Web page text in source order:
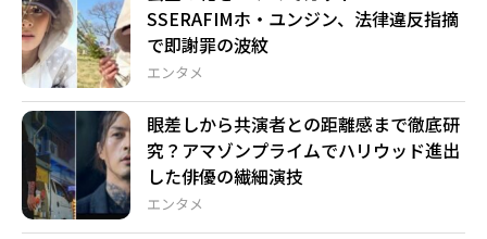
エンタメ
SSERAFIMホ・ユンジン、法律違反指摘
で即謝罪の波紋
エンタメ
眼差しから共演者との距離感まで徹底研
究？アマゾンプライムでハリウッド進出
した俳優の繊細演技